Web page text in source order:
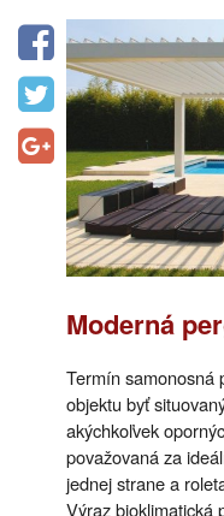
Moderná
Termín samonosná
objektu byť
akýchkoľvek
považovaná za
jednej strane a
Výraz bioklimatická